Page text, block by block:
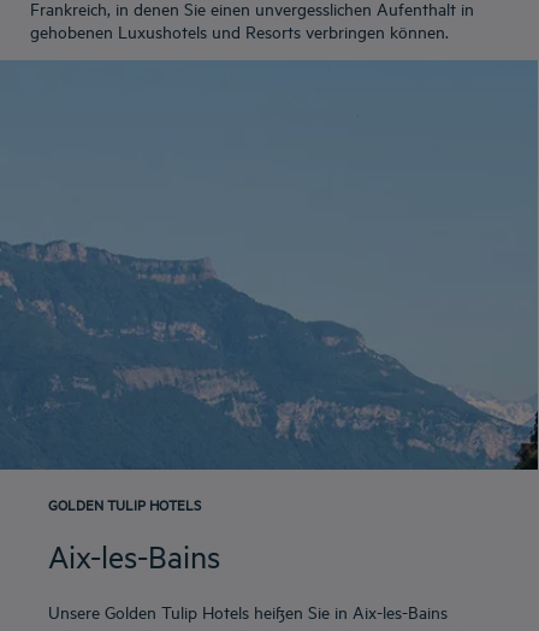
Frankreich, in denen Sie einen unvergesslichen Aufenthalt in
gehobenen Luxushotels und Resorts verbringen können.
GOLDEN TULIP HOTELS
Aix-les-Bains
Unsere Golden Tulip Hotels heißen Sie in Aix-les-Bains